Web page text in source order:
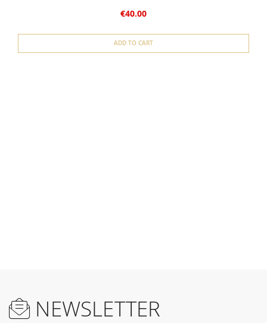
€40.00
ADD TO CART
NEWSLETTER